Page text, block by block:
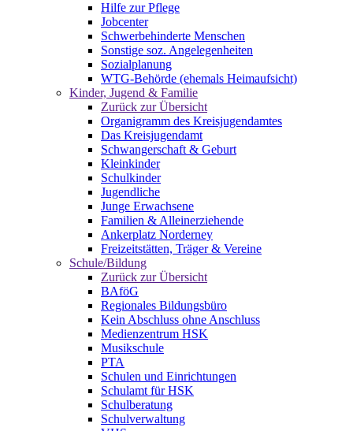
Hilfe zur Pflege
Jobcenter
Schwerbehinderte Menschen
Sonstige soz. Angelegenheiten
Sozialplanung
WTG-Behörde (ehemals Heimaufsicht)
Kinder, Jugend & Familie
Zurück zur Übersicht
Organigramm des Kreisjugendamtes
Das Kreisjugendamt
Schwangerschaft & Geburt
Kleinkinder
Schulkinder
Jugendliche
Junge Erwachsene
Familien & Alleinerziehende
Ankerplatz Norderney
Freizeitstätten, Träger & Vereine
Schule/Bildung
Zurück zur Übersicht
BAföG
Regionales Bildungsbüro
Kein Abschluss ohne Anschluss
Medienzentrum HSK
Musikschule
PTA
Schulen und Einrichtungen
Schulamt für HSK
Schulberatung
Schulverwaltung